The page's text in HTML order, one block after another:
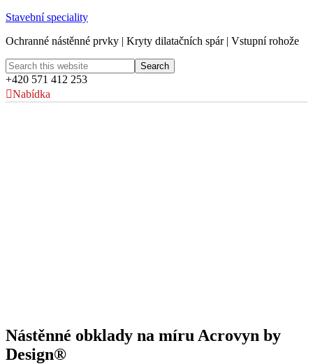
Stavební speciality
Ochranné nástěnné prvky | Kryty dilatačních spár | Vstupní rohože
+420 571 412 253
Nabídka
Nástěnné obklady na míru Acrovyn by
Design®